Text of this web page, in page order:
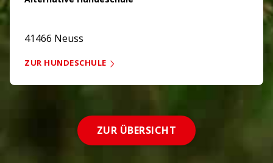
41466 Neuss
ZUR HUNDESCHULE
ZUR ÜBERSICHT